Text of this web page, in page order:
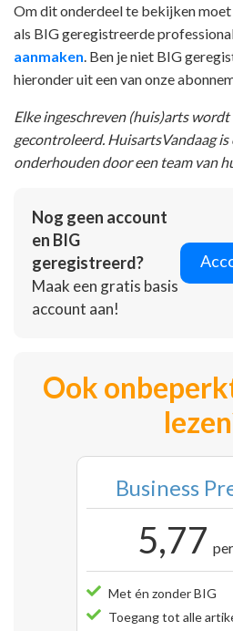
Om dit onderdeel te bekijken moet
als BIG geregistreerde
aanmaken . Ben je niet BIG
hieronder uit een van onze
Elke ingeschreven (huis)arts
gecontroleerd. HuisartsVandaag
onderhouden door een team van
Nog geen account
en BIG
geregistreerd?
Maak een gratis basis
account aan!
Ook
Business
5,77
Met én zonder BIG
Toegang tot alle